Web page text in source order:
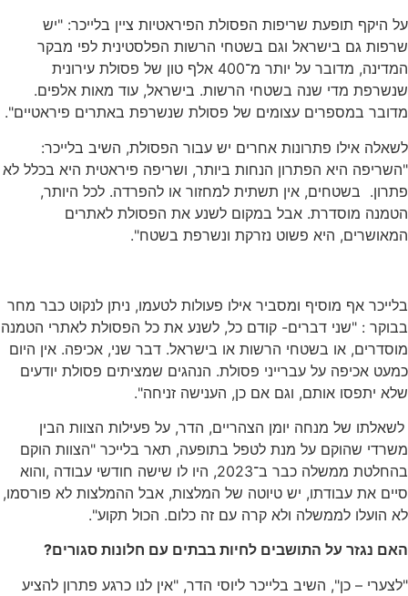
תופעת שריפות הפסולת הפיראטיות ציין בלייכר: "יש
גם בישראל וגם בשטחי הרשות הפלסטינית לפי מבקר
המדינה, מדובר על יותר מ־400 אלף טון של פסולת עירונית
מדי שנה בשטחי הרשות. בישראל, עוד מאות אלפים.
במספרים עצומים של פסולת שנשרפת באתרים פיראטיים".
אילו פתרונות אחרים יש עבור הפסולת, השיב בלייכר:
היא הפתרון הנחות ביותר, ושריפה פיראטית היא בכלל לא
בשטחים, אין תשתית למחזור או להפרדה. לכל היותר,
מוסדרת. אבל במקום לשנע את הפסולת לאתרים
היא פשוט נזרקת ונשרפת בשטח".
אף מוסיף ומסביר אילו פעולות לטעמו, ניתן לנקוט כבר מחר
: "שני דברים- קודם כל, לשנע את כל הפסולת לאתרי הטמנה
או בשטחי הרשות או בישראל. דבר שני, אכיפה. אין היום
על עברייני פסולת. הנהגים שמציתים פסולת יודעים
אותם, וגם אם כן, הענישה זניחה".
של מנחה יומן הצהריים, הדר, על פעילות הצוות הבין
שהוקם על מנת לטפל בתופעה, תאר בלייכר "הצוות הוקם
בהחלטת ממשלה כבר ב־2023, היו לו שישה חודשי עבודה ,והוא
עבודתו, יש טיוטה של המלצות, אבל ההמלצות לא פורסמו,
לממשלה ולא קרה עם זה כלום. הכול תקוע".
על התושבים לחיות בבתים עם חלונות סגורים?
– כן", השיב בלייכר ליוסי הדר, "אין לנו כרגע פתרון להציע